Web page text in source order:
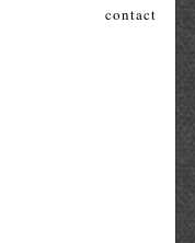
contact